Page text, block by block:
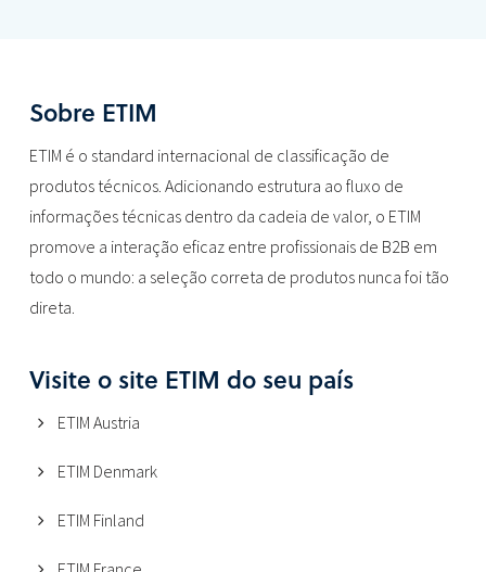
Sobre ETIM
ETIM é o standard internacional de classificação de
produtos técnicos. Adicionando estrutura ao fluxo de
informações técnicas dentro da cadeia de valor, o ETIM
promove a interação eficaz entre profissionais de B2B em
todo o mundo: a seleção correta de produtos nunca foi tão
direta.
Visite o site ETIM do seu país
ETIM Austria
ETIM Denmark
ETIM Finland